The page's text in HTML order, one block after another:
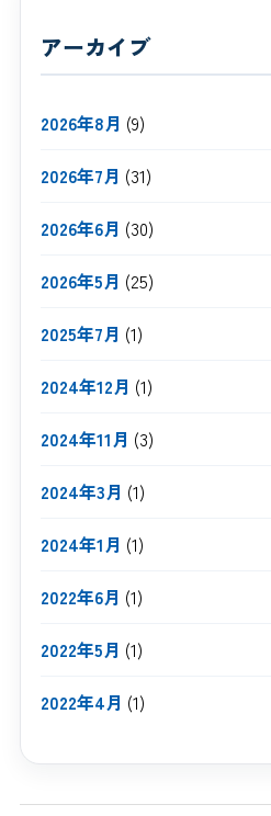
アーカイブ
2026年8月 (9)
2026年7月 (31)
2026年6月 (30)
2026年5月 (25)
2025年7月 (1)
2024年12月 (1)
2024年11月 (3)
2024年3月 (1)
2024年1月 (1)
2022年6月 (1)
2022年5月 (1)
2022年4月 (1)